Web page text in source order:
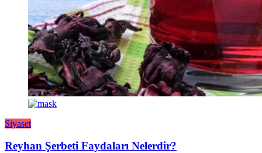
Siyaset
Reyhan Şerbeti Faydaları Nelerdir?